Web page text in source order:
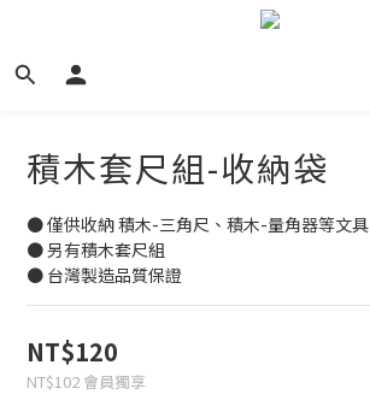
積木套尺組-收納袋
● 僅供收納 積木-三角尺、積木-量角器等文具
● 另有積木套尺組
● 台灣製造品質保證
NT$120
NT$102 會員獨享